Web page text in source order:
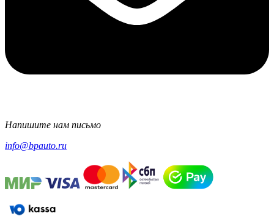
Напишите нам письмо
info@bpauto.ru